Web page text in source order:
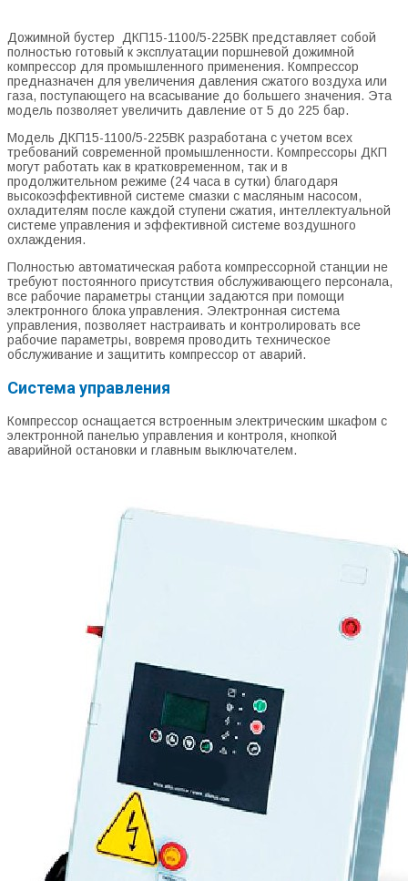
Дожимной бустер ДКП15-1100/5-225ВК представляет собой
полностью готовый к эксплуатации поршневой дожимной
компрессор для промышленного применения. Компрессор
предназначен для увеличения давления сжатого воздуха или
газа, поступающего на всасывание до большего значения. Эта
модель позволяет увеличить давление от 5 до 225 бар.
Модель ДКП15-1100/5-225ВК разработана с учетом всех
требований современной промышленности. Компрессоры ДКП
могут работать как в кратковременном, так и в
продолжительном режиме (24 часа в сутки) благодаря
высокоэффективной системе смазки с масляным насосом,
охладителям после каждой ступени сжатия, интеллектуальной
системе управления и эффективной системе воздушного
охлаждения.
Полностью автоматическая работа компрессорной станции не
требуют постоянного присутствия обслуживающего персонала,
все рабочие параметры станции задаются при помощи
электронного блока управления. Электронная система
управления, позволяет настраивать и контролировать все
рабочие параметры, вовремя проводить техническое
обслуживание и защитить компрессор от аварий.
Система управления
Компрессор оснащается встроенным электрическим шкафом с
электронной панелью управления и контроля, кнопкой
аварийной остановки и главным выключателем.